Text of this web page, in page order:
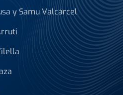
y Samu Valcárcel